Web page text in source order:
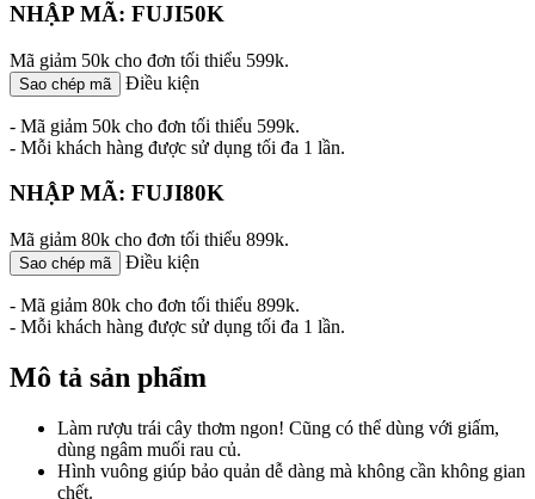
NHẬP MÃ: FUJI50K
Mã giảm 50k cho đơn tối thiểu 599k.
Sao chép mã Điều kiện
- Mã giảm 50k cho đơn tối thiểu 599k.
- Mỗi khách hàng được sử dụng tối đa 1 lần.
NHẬP MÃ: FUJI80K
Mã giảm 80k cho đơn tối thiểu 899k.
Sao chép mã Điều kiện
- Mã giảm 80k cho đơn tối thiểu 899k.
- Mỗi khách hàng được sử dụng tối đa 1 lần.
Mô tả sản phẩm
Làm rượu trái cây thơm ngon! Cũng có thể dùng với giấm,
dùng ngâm muối rau củ.
Hình vuông giúp bảo quản dễ dàng mà không cần không gian
chết.